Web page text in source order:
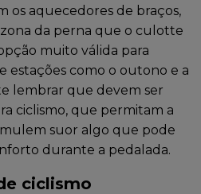
os aquecedores de braços,
da perna que o culotte
muito válida para
estações como o outono e a
lembrar que devem ser
ciclismo, que permitam a
suor algo que pode
durante a pedalada.
ciclismo